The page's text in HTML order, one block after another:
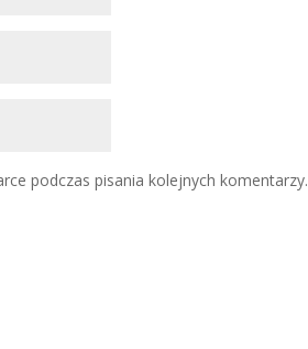
podczas pisania kolejnych komentarzy.